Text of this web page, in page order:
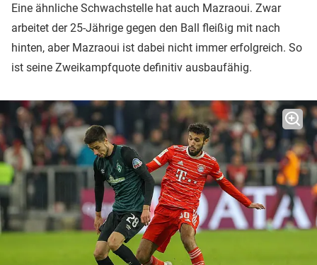
Eine ähnliche Schwachstelle hat auch Mazraoui. Zwar
arbeitet der 25-Jährige gegen den Ball fleißig mit nach
hinten, aber Mazraoui ist dabei nicht immer erfolgreich. So
ist seine Zweikampfquote definitiv ausbaufähig.